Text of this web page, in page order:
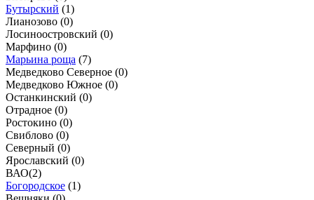
Бутырский (1)
Лианозово (0)
Лосиноостровский (0)
Марфино (0)
Марьина роща (7)
Медведково Северное (0)
Медведково Южное (0)
Останкинский (0)
Отрадное (0)
Ростокино (0)
Свиблово (0)
Северный (0)
Ярославский (0)
ВАО(2)
Богородское (1)